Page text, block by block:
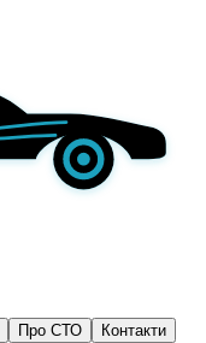
Про СТО Контакти